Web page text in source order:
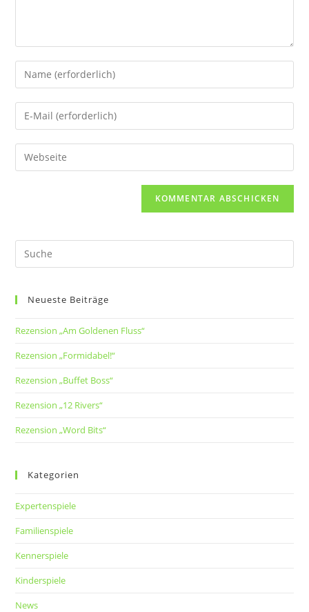
Neueste Beiträge
Rezension „Am Goldenen Fluss“
Rezension „Formidabel!“
Rezension „Buffet Boss“
Rezension „12 Rivers“
Rezension „Word Bits“
Kategorien
Expertenspiele
Familienspiele
Kennerspiele
Kinderspiele
News